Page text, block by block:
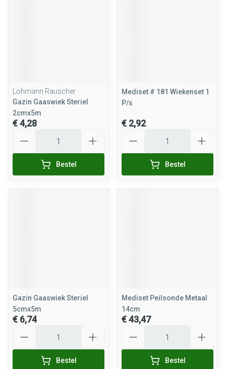
Lohmann Rauscher
Gazin Gaaswiek Steriel
2cmx5m
€ 4,28
Bestel
Mediset # 181 Wiekenset 1
P/s
€ 2,92
Bestel
Gazin Gaaswiek Steriel
5cmx5m
€ 6,74
Bestel
Mediset Peilsonde Metaal
14cm
€ 43,47
Bestel